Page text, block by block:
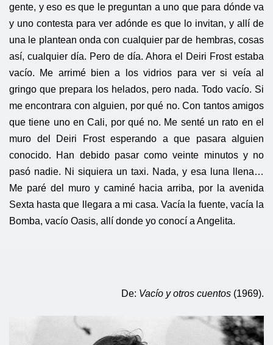
gente, y eso es que le preguntan a uno que para dónde va
y uno contesta para ver adónde es que lo invitan, y allí de
una le plantean onda con cualquier par de hembras, cosas
así, cualquier día. Pero de día. Ahora el Deiri Frost estaba
vacío. Me arrimé bien a los vidrios para ver si veía al
gringo que prepara los helados, pero nada. Todo vacío. Si
me encontrara con alguien, por qué no. Con tantos amigos
que tiene uno en Cali, por qué no. Me senté un rato en el
muro del Deiri Frost esperando a que pasara alguien
conocido. Han debido pasar como veinte minutos y no
pasó nadie. Ni siquiera un taxi. Nada, y esa luna llena…
Me paré del muro y caminé hacia arriba, por la avenida
Sexta hasta que llegara a mi casa. Vacía la fuente, vacía la
Bomba, vacío Oasis, allí donde yo conocí a Angelita.
De: Vacío y otros cuentos (1969).